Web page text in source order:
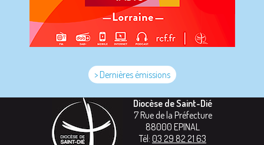
> Dernières émissions
Diocèse de Saint-Dié
7 Rue de la Préfecture
88000 EPINAL
Tél: 03 29 82 21 63